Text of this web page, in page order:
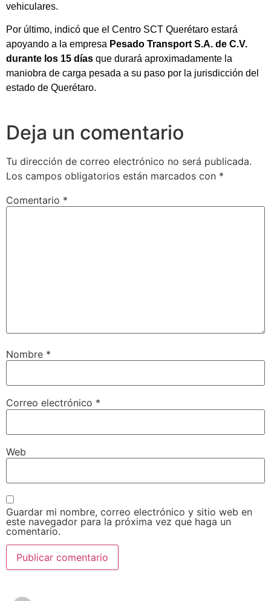
vehiculares.
Por último, indicó que el Centro SCT Querétaro estará
apoyando a la empresa Pesado Transport S.A. de C.V.
durante los 15 días que durará aproximadamente la
maniobra de carga pesada a su paso por la jurisdicción del
estado de Querétaro.
Deja un comentario
Tu dirección de correo electrónico no será publicada.
Los campos obligatorios están marcados con *
Comentario *
Nombre *
Correo electrónico *
Web
Guardar mi nombre, correo electrónico y sitio web en
este navegador para la próxima vez que haga un
comentario.